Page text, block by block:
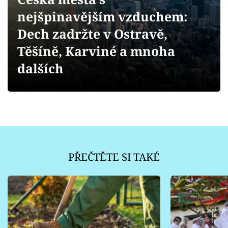
Přihlášení
Sledujte nás
nejšpinavějším vzduchem:
Dech zadržte v Ostravě,
Těšíně, Karviné a mnoha
dalších
PŘEČTĚTE SI TAKÉ